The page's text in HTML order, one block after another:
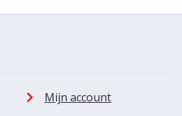
Mijn account